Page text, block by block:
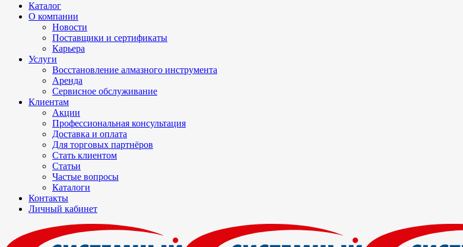
Каталог
О компании
Новости
Поставщики и сертификаты
Карьера
Услуги
Восстановление алмазного инструмента
Аренда
Сервисное обслуживание
Клиентам
Акции
Профессиональная консультация
Доставка и оплата
Для торговых партнёров
Стать клиентом
Статьи
Частые вопросы
Каталоги
Контакты
Личный кабинет